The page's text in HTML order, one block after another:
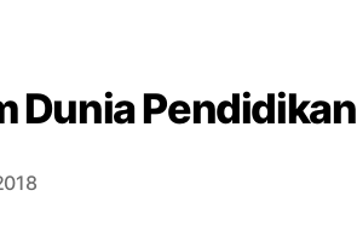
Dunia Pendidikan